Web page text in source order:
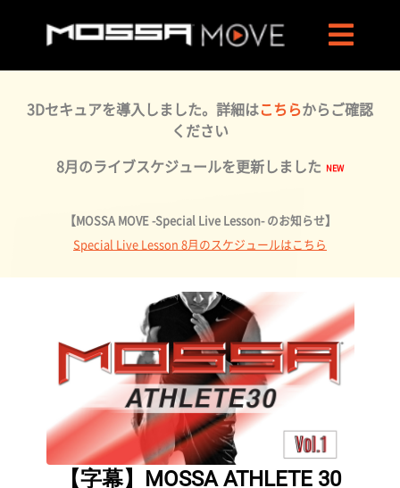
3Dセキュアを導入しました。詳細はこちらからご確認
ください
8月のライブスケジュールを更新しました
【MOSSA MOVE -Special Live Lesson- のお知らせ】
Special Live Lesson 8月のスケジュールはこちら
【字幕】MOSSA ATHLETE 30